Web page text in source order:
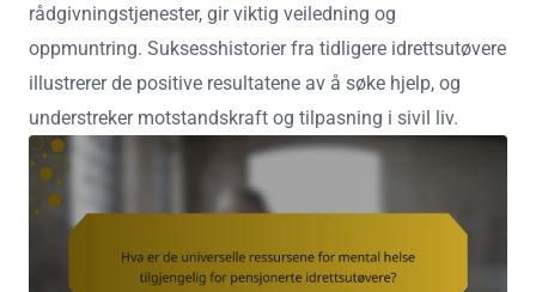
rådgivningstjenester, gir viktig veiledning og
oppmuntring. Suksesshistorier fra tidligere idrettsutøvere
illustrerer de positive resultatene av å søke hjelp, og
understreker motstandskraft og tilpasning i sivil liv.